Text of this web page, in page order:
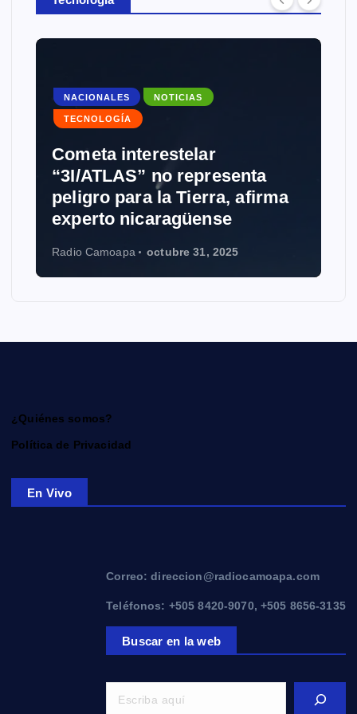
NACIONALES NOTICIAS
TECNOLOGÍA
Cometa interestelar
“3I/ATLAS” no representa
peligro para la Tierra, afirma
experto nicaragüense
Radio Camoapa octubre 31, 2025
¿Quiénes somos?
Política de Privacidad
En Vivo
Correo: direccion@radiocamoapa.com
Teléfonos: +505 8420-9070, +505 8656-3135
Buscar en la web